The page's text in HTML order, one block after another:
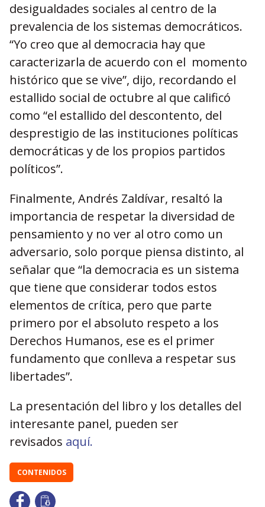
desigualdades sociales al centro de la
prevalencia de los sistemas democráticos.
“Yo creo que al democracia hay que
caracterizarla de acuerdo con el momento
histórico que se vive”, dijo, recordando el
estallido social de octubre al que calificó
como “el estallido del descontento, del
desprestigio de las instituciones políticas
democráticas y de los propios partidos
políticos”.
Finalmente, Andrés Zaldívar, resaltó la
importancia de respetar la diversidad de
pensamiento y no ver al otro como un
adversario, solo porque piensa distinto, al
señalar que “la democracia es un sistema
que tiene que considerar todos estos
elementos de crítica, pero que parte
primero por el absoluto respeto a los
Derechos Humanos, ese es el primer
fundamento que conlleva a respetar sus
libertades”.
La presentación del libro y los detalles del
interesante panel, pueden ser
revisados aquí.
CONTENIDOS